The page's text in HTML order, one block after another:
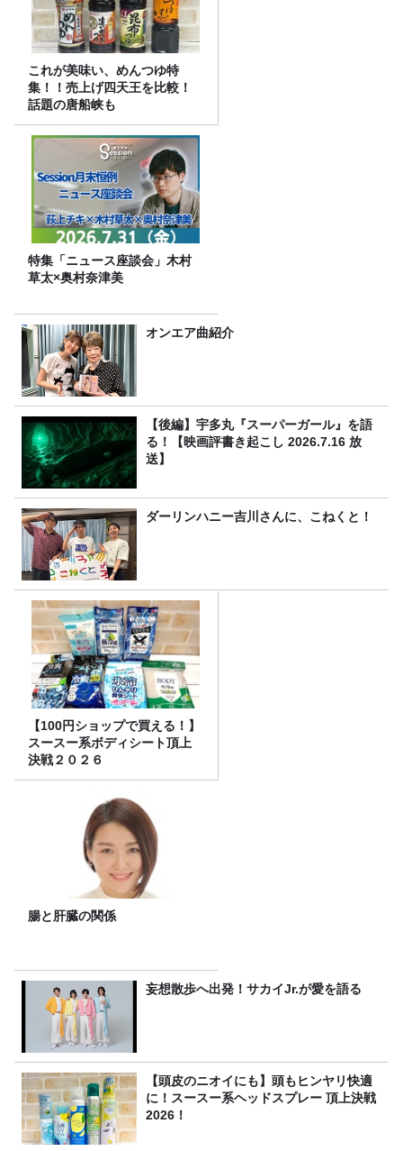
これが美味い、めんつゆ特
集！！売上げ四天王を比較！
話題の唐船峡も
特集「ニュース座談会」木村
草太×奥村奈津美
オンエア曲紹介
【後編】宇多丸『スーパーガール』を語
る！【映画評書き起こし 2026.7.16 放
送】
ダーリンハニー吉川さんに、こねくと！
【100円ショップで買える！】
スースー系ボディシート頂上
決戦２０２６
腸と肝臓の関係
妄想散歩へ出発！サカイJr.が愛を語る
【頭皮のニオイにも】頭もヒンヤリ快適
に！スースー系ヘッドスプレー 頂上決戦
2026！